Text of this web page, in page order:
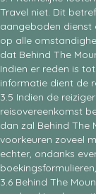
Travel niet. Dit
aangeboden dienst
op alle
dat Behind The
Indien er reden is
informatie dient de
3.5 Indien de
reisovereenkomst
dan zal Behind The
voorkeuren zoveel
echter, ondanks
3.6 Behind The